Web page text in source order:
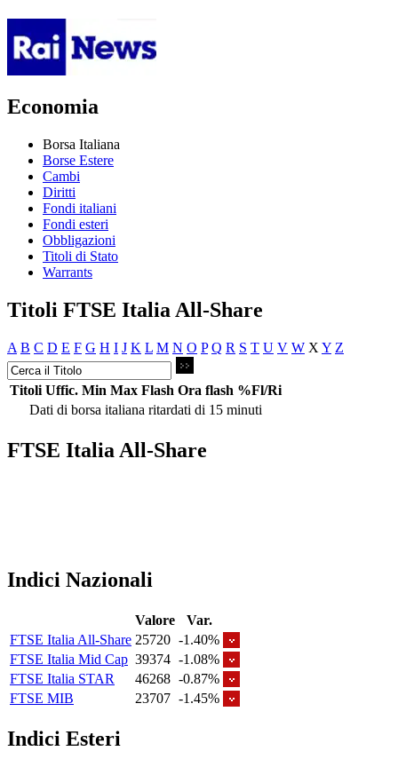
Economia
Borsa Italiana
Borse Estere
Cambi
Diritti
Fondi italiani
Fondi esteri
Obbligazioni
Titoli di Stato
Warrants
Titoli FTSE Italia All-Share
A B C D E F G H I J K L M N O P Q R S T U V W X Y Z
Titoli Uffic. Min Max Flash Ora flash %Fl/Ri
Dati di borsa italiana ritardati di 15 minuti
FTSE Italia All-Share
Indici Nazionali
Valore
Var.
FTSE Italia All-Share 25720 -1.40%
FTSE Italia Mid Cap 39374 -1.08%
FTSE Italia STAR
46268 -0.87%
FTSE MIB
23707 -1.45%
Indici Esteri